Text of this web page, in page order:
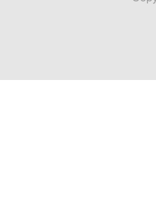
深V反弹